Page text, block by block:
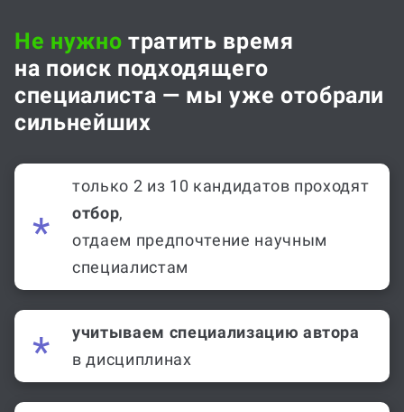
Не нужно тратить время
на поиск подходящего
специалиста — мы уже отобрали
сильнейших
только 2 из 10 кандидатов проходят
отбор,
отдаем предпочтение научным
специалистам
учитываем специализацию автора
в дисциплинах